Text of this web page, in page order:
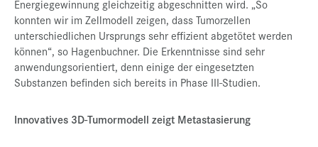
Energiegewinnung gleichzeitig abgeschnitten wird. „So
konnten wir im Zellmodell zeigen, dass Tumorzellen
unterschiedlichen Ursprungs sehr effizient abgetötet werden
können“, so Hagenbuchner. Die Erkenntnisse sind sehr
anwendungsorientiert, denn einige der eingesetzten
Substanzen befinden sich bereits in Phase III-Studien.
Innovatives 3D-Tumormodell zeigt Metastasierung